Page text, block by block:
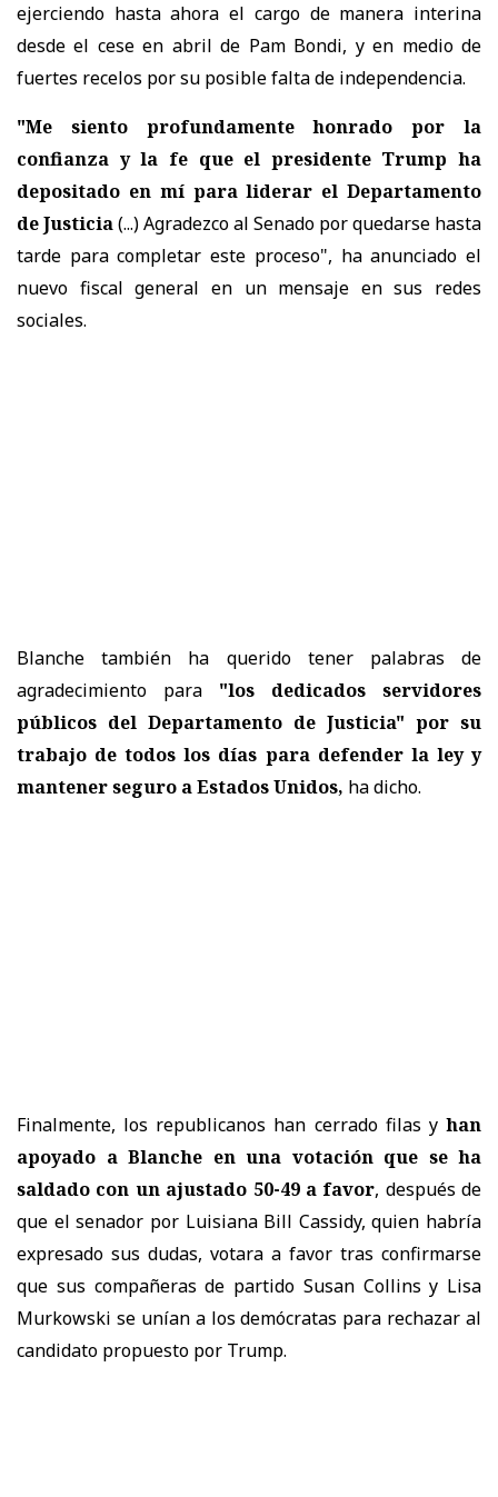
ejerciendo hasta ahora el cargo de manera interina
desde el cese en abril de Pam Bondi, y en medio de
fuertes recelos por su posible falta de independencia.
"Me siento profundamente honrado por la
confianza y la fe que el presidente Trump ha
depositado en mí para liderar el Departamento
de Justicia(...) Agradezco al Senado por quedarse hasta
tarde para completar este proceso", ha anunciado el
nuevo fiscal general en un mensaje en sus redes
sociales.
Blanche también ha querido tener palabras de
agradecimiento para "los dedicados servidores
públicos del Departamento de Justicia" por su
trabajo de todos los días para defender la ley y
mantener seguro a Estados Unidos, ha dicho.
Finalmente, los republicanos han cerrado filas y han
apoyado a Blanche en una votación que se ha
saldado con un ajustado 50-49 a favor, después de
que el senador por Luisiana Bill Cassidy, quien habría
expresado sus dudas, votara a favor tras confirmarse
que sus compañeras de partido Susan Collins y Lisa
Murkowski se unían a los demócratas para rechazar al
candidato propuesto por Trump.